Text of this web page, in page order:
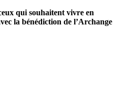
qui souhaitent vivre en
la bénédiction de l’Archange